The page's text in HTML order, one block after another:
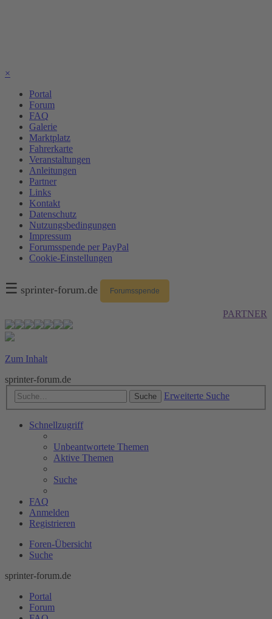
×
Portal
Forum
FAQ
Galerie
Marktplatz
Fahrerkarte
Veranstaltungen
Anleitungen
Partner
Links
Kontakt
Datenschutz
Nutzungsbedingungen
Impressum
Forumsspende per PayPal
Cookie-Einstellungen
☰ sprinter-forum.de Forumsspende
PARTNER
Zum Inhalt
sprinter-forum.de
Suche Erweiterte Suche
Schnellzugriff
Unbeantwortete Themen
Aktive Themen
Suche
FAQ
Anmelden
Registrieren
Foren-Übersicht
Suche
sprinter-forum.de
Portal
Forum